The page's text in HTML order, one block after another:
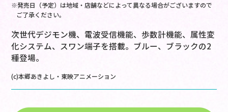
※発売日（予定）は地域・店舗などによって異なる場合がございますので
ご了承ください。
次世代デジモン機、電波受信機能、歩数計機能、属性変
化システム、スワン端子を搭載。ブルー、ブラックの2
種登場。
(c)本郷あきよし・東映アニメーション